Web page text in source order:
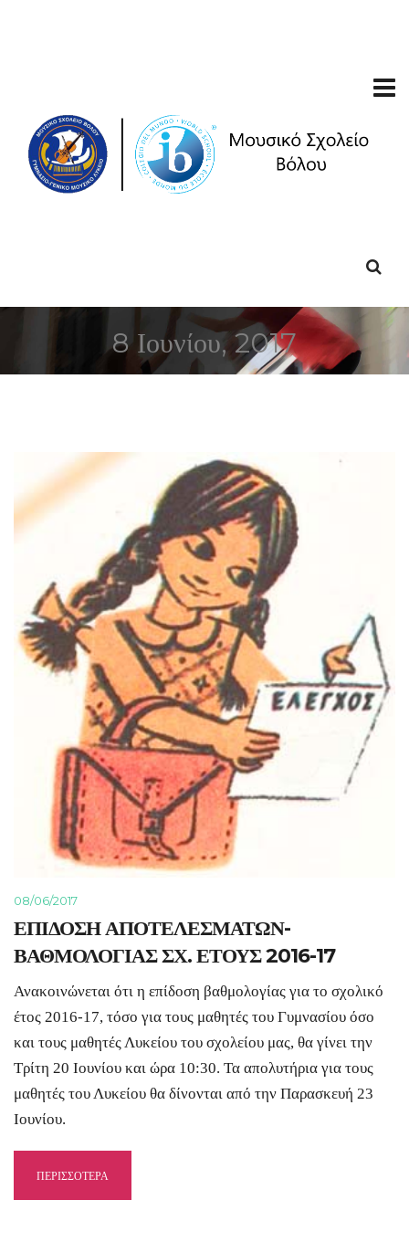
8 Ιουνίου, 2017
08/06/2017
ΕΠΙΔΟΣΗ ΑΠΟΤΕΛΕΣΜΑΤΩΝ-
ΒΑΘΜΟΛΟΓΙΑΣ ΣΧ. ΕΤΟΥΣ 2016-17
Ανακοινώνεται ότι η επίδοση βαθμολογίας για το σχολικό
έτος 2016-17, τόσο για τους μαθητές του Γυμνασίου όσο
και τους μαθητές Λυκείου του σχολείου μας, θα γίνει την
Τρίτη 20 Ιουνίου και ώρα 10:30. Τα απολυτήρια για τους
μαθητές του Λυκείου θα δίνονται από την Παρασκευή 23
Ιουνίου.
ΠΕΡΙΣΣΟΤΕΡΑ